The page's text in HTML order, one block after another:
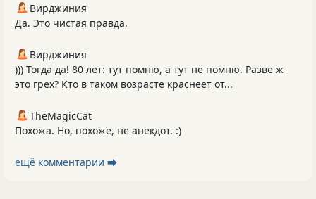
Вирджиния
Да. Это чистая правда.
Вирджиния
))) Тогда да! 80 лет: тут помню, а тут не помню. Разве ж
это грех? Кто в таком возрасте краснеет от...
TheMagicCat
Похожа. Но, похоже, не анекдот. :)
ещё комментарии ⮕